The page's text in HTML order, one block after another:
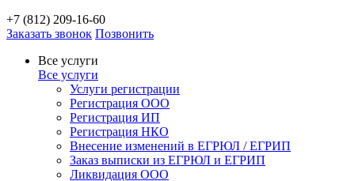
+7 (812) 209-16-60
Заказать звонок Позвонить
Все услуги
Все услуги
Услуги регистрации
Регистрация ООО
Регистрация ИП
Регистрация НКО
Внесение изменений в ЕГРЮЛ / ЕГРИП
Заказ выписки из ЕГРЮЛ и ЕГРИП
Ликвидация ООО